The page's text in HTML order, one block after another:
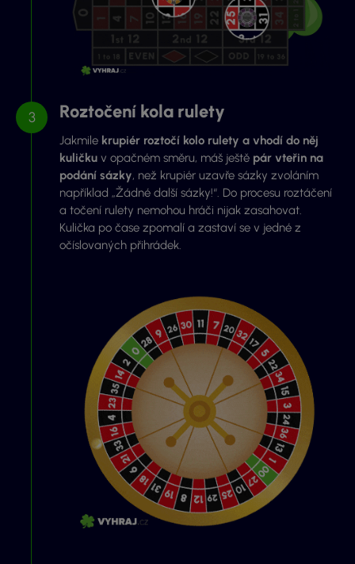
Roztočení kola rulety
Jakmile krupiér roztočí kolo rulety a vhodí do něj
kuličku v opačném směru, máš ještě pár vteřin na
podání sázky, než krupiér uzavře sázky zvoláním
například „Žádné další sázky!“. Do procesu roztáčení
a točení rulety nemohou hráči nijak zasahovat.
Kulička po čase zpomalí a zastaví se v jedné z
očíslovaných přihrádek.